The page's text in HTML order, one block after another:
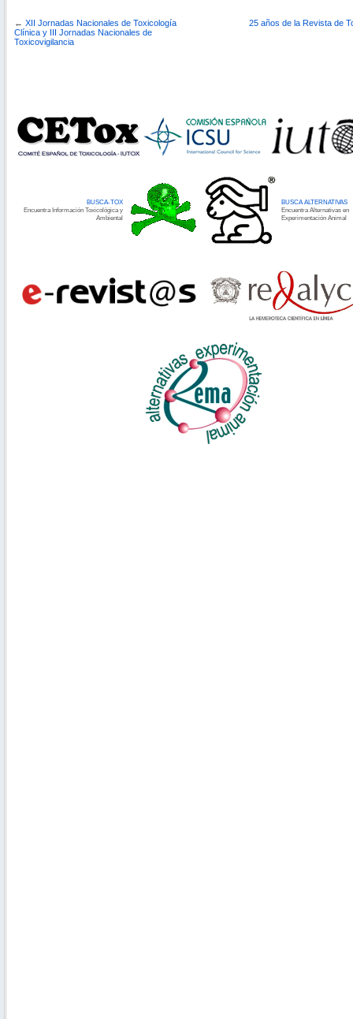
← XII Jornadas Nacionales de Toxicología
Clínica y III Jornadas Nacionales de
Toxicovigilancia
25 años de la Revista de
BUSCA-TOX
Encuentra Información Toxicológica y
Ambiental
BUSCA ALTERNATIVAS
Encuentra Alternativas en
Experimentación Animal